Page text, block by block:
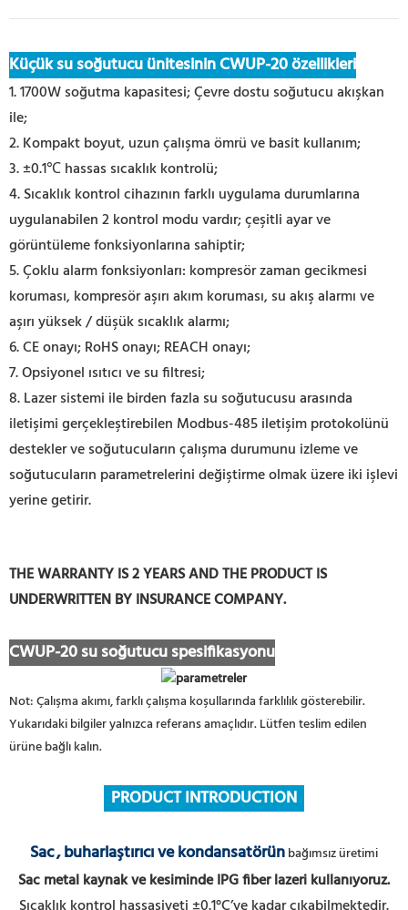
Küçük su soğutucu ünitesinin CWUP-20 özellikleri
1. 1700W soğutma kapasitesi; Çevre dostu soğutucu akışkan
ile;
2. Kompakt boyut, uzun çalışma ömrü ve basit kullanım;
3. ±0.1℃ hassas sıcaklık kontrolü;
4. Sıcaklık kontrol cihazının farklı uygulama durumlarına
uygulanabilen 2 kontrol modu vardır; çeşitli ayar ve
görüntüleme fonksiyonlarına sahiptir;
5. Çoklu alarm fonksiyonları: kompresör zaman gecikmesi
koruması, kompresör aşırı akım koruması, su akış alarmı ve
aşırı yüksek / düşük sıcaklık alarmı;
6. CE onayı; RoHS onayı; REACH onayı;
7. Opsiyonel ısıtıcı ve su filtresi;
8.Lazer sistemi ile birden fazla su soğutucusu arasında
iletişimi gerçekleştirebilen Modbus-485 iletişim protokolünü
destekler ve soğutucuların çalışma durumunu izleme ve
soğutucuların parametrelerini değiştirme olmak üzere iki işlevi
yerine getirir.
THE WARRANTY IS 2 YEARS AND THE PRODUCT IS
UNDERWRITTEN BY INSURANCE COMPANY.
CWUP-20 su soğutucu spesifikasyonu
Not: Çalışma akımı, farklı çalışma koşullarında farklılık gösterebilir.
Yukarıdaki bilgiler yalnızca referans amaçlıdır. Lütfen teslim edilen
ürüne bağlı kalın.
PRODUCT INTRODUCTION
Sac, buharlaştırıcı ve kondansatörünbağımsız üretimi
Sac metal kaynak ve kesiminde IPG fiber lazeri kullanıyoruz.